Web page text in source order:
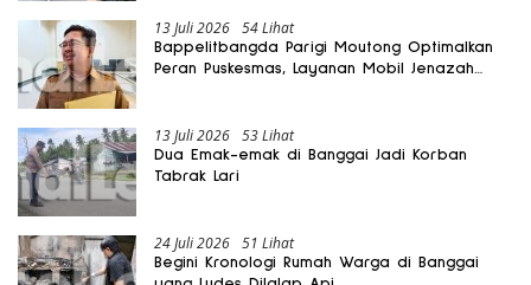
13 Juli 2026 54 Lihat
Bappelitbangda Parigi Moutong Optimalkan
Peran Puskesmas, Layanan Mobil Jenazah
13 Juli 2026 53 Lihat
Dua Emak-emak di Banggai Jadi Korban
Tabrak Lari
24 Juli 2026 51 Lihat
Begini Kronologi Rumah Warga di Banggai